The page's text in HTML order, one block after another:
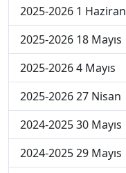
2025-2026 1 Haziran
2025-2026 18 Mayıs
2025-2026 4 Mayıs
2025-2026 27 Nisan
2024-2025 30 Mayıs
2024-2025 29 Mayıs